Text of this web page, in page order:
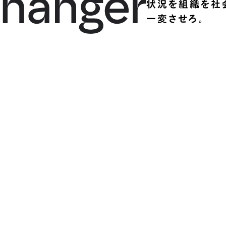
状況を組織を社
一変させろ。